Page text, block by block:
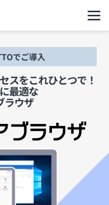
（管理者様）
プリのユーザー様）
でご導入
スをこれひとつで！
最適な
ラウザ